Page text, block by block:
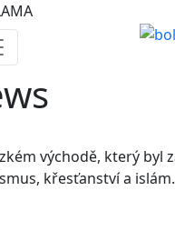
východě, který byl
křesťanství a